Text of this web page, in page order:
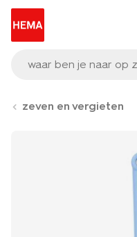
waar ben je naar op
zeven en vergieten